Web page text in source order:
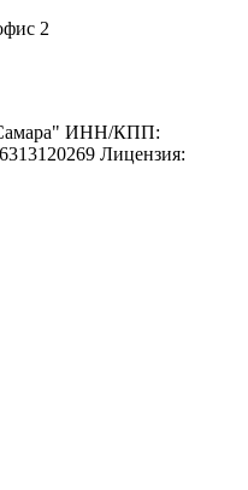
2
ИНН/КПП:
Лицензия: